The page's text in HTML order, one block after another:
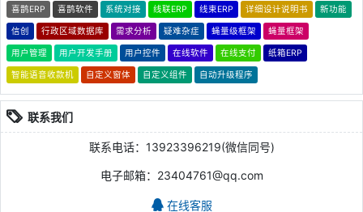
喜鹊ERP 喜鹊软件 系统对接 线联ERP 线束ERP 详细设计说明书 新功能
信创 行政区域数据库 需求分析 疑难杂症 蝇量级框架 蝇量框架
用户管理 用户开发手册 用户控件 在线软件 在线支付 纸箱ERP
智能语音收款机 自定义窗体 自定义组件 自动升级程序
联系我们
联系电话：13923396219(微信同号)
电子邮箱：23404761@qq.com
在线客服